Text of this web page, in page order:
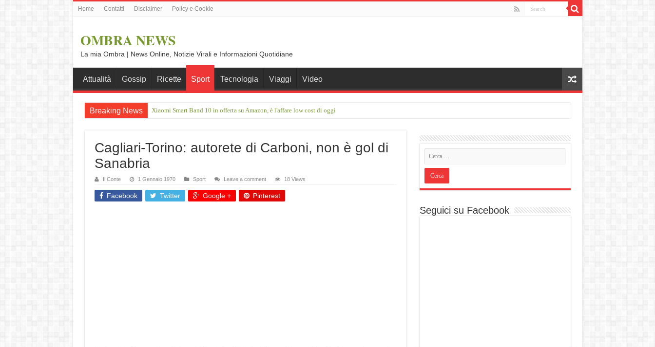
Home Contatti Disclaimer Policy e Cookie
OMBRA NEWS
La mia Ombra | News Online, Notizie Virali e Informazioni Quotidiane
Attualità Gossip Ricette Sport Tecnologia Viaggi Video
Breaking News Xiaomi Smart Band 10 in offerta su Amazon, è l'affare low cost di oggi
Samsung Galaxy Tab S12 Ultra e S12+ vicini: nuovi render confermano il design
Cagliari-Torino: autorete di Carboni, non è gol di
Sanabria
Il Conte 1 Gennaio 1970 Sport Leave a comment 18 Views
Facebook Twitter Google + Pinterest
Seguici su Facebook